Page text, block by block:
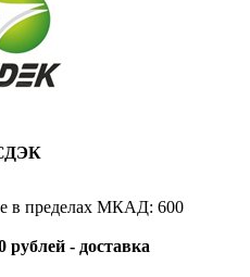
в пределах МКАД: 600
рублей - доставка